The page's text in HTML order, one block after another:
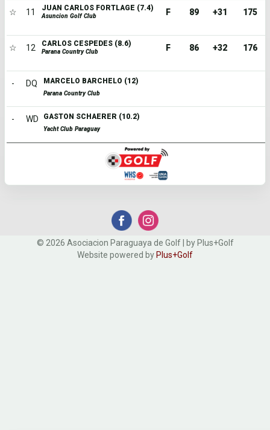
☆ 11 JUAN CARLOS FORTLAGE (7.4)
Asuncion Golf Club F 89 +31 175
☆ 12 CARLOS CESPEDES (8.6)
Parana Country Club F 86 +32 176
- DQ MARCELO BARCHELO (12)
Parana Country Club
- WD GASTON SCHAERER (10.2)
Yacht Club Paraguay
© 2026 Asociacion Paraguaya de Golf | by Plus+Golf
Website powered by Plus+Golf